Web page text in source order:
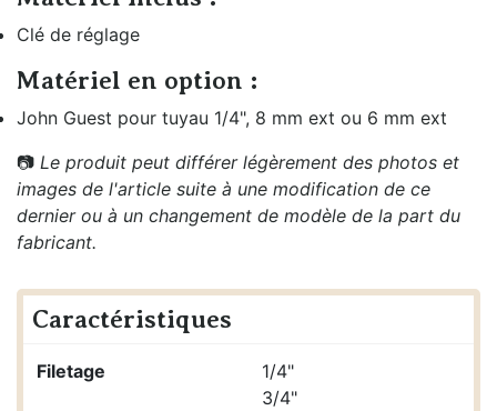
Clé de réglage
Matériel en option :
John Guest pour tuyau 1/4", 8 mm ext ou 6 mm ext
📷 Le produit peut différer légèrement des photos et
images de l'article suite à une modification de ce
dernier ou à un changement de modèle de la part du
fabricant.
Caractéristiques
Filetage
1/4"
3/4"